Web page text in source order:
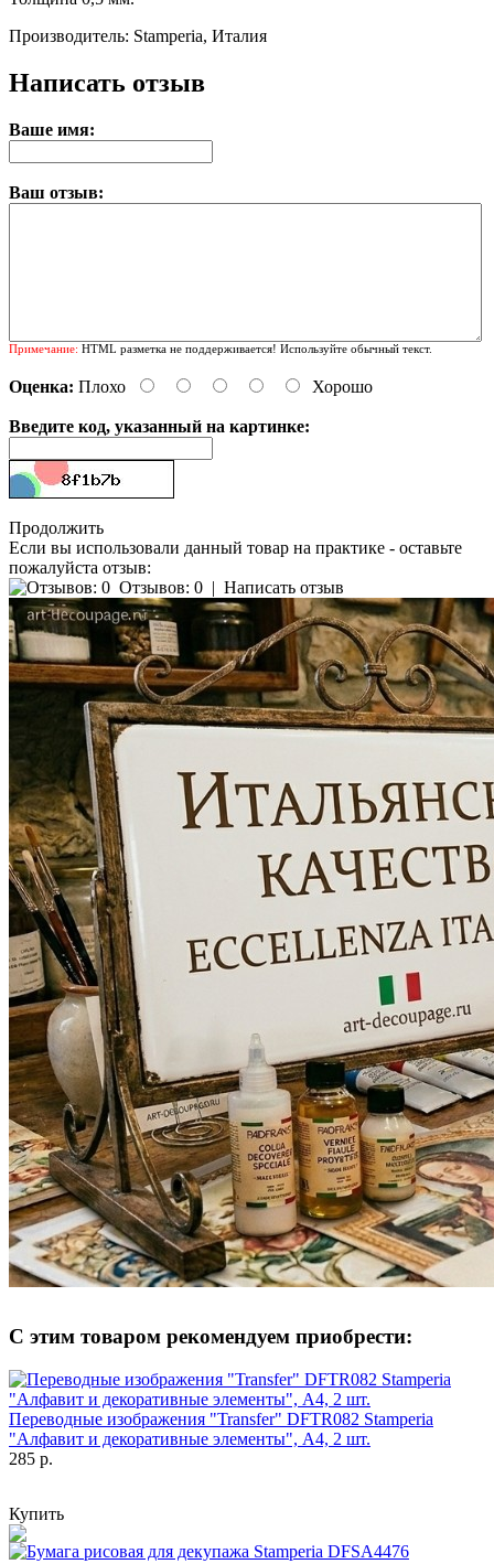
Производитель: Stamperia, Италия
Написать отзыв
Ваше имя:
Ваш отзыв:
Примечание: HTML разметка не поддерживается! Используйте обычный текст.
Оценка: Плохо Хорошо
Введите код, указанный на картинке:
Продолжить
Если вы использовали данный товар на практике - оставьте
пожалуйста отзыв:
Отзывов: 0 | Написать отзыв
С этим товаром рекомендуем приобрести:
Переводные изображения "Transfer" DFTR082 Stamperia
"Алфавит и декоративные элементы", А4, 2 шт.
285 р.
Купить